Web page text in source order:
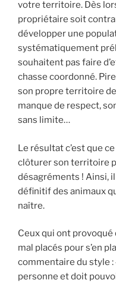
votre territoire. Dès
propriétaire soit
développer une
systématiquement
souhaitent pas faire
chasse coordonné.
son propre territoire
manque de respect,
sans limite…
Le résultat c’est que
clôturer son territoire
désagréments ! Ainsi,
définitif des animaux
naître.
Ceux qui ont
mal placés pour s’en
commentaire du style :
personne et doit